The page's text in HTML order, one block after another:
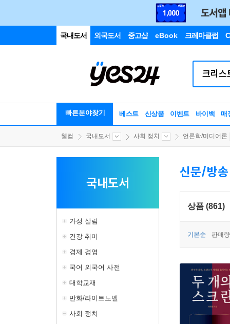
국내도서 외국도서 중고샵 eBook 크레마클럽
빠른분야찾기 베스트 신상품 이벤트 바이백 매
웰컴 국내도서 사회 정치 언론학/미디어론
국내도서
가정 살림
건강 취미
경제 경영
국어 외국어 사전
대학교재
만화/라이트노벨
사회 정치
신문/방송
상품 (861)
기본순 판매